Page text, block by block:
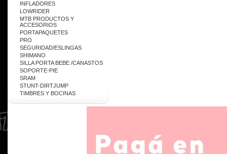
INFLADORES
LOWRIDER
MTB PRODUCTOS Y
ACCESORIOS
PORTAPAQUETES
PRO
SEGURIDAD/ESLINGAS
SHIMANO
SILLA PORTA BEBE /CANASTOS
SOPORTE-PIE
SRAM
STUNT-DIRTJUMP
TIMBRES Y BOCINAS